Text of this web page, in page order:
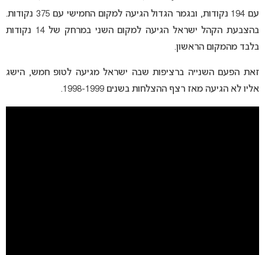
עם 194 נקודות, ובגמר הגדול הגיעה למקום החמישי עם 375 נקודות.
בהצבעת הקהל ישראל הגיעה למקום השני במרחק של 14 נקודות
בלבד מהמקום הראשון.
זאת הפעם השנייה ברציפות שבה ישראל מגיעה לטופ חמש, הישג
אליו לא הגיעה מאז רצף ההצלחות בשנים 1998-1999.